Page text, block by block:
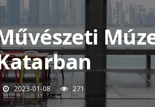
2023-01-08 271